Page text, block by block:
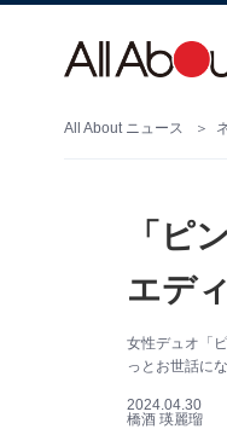
All About ニュース
「ピ
エデ
女性デュオ「
っとお世話に
2024.04.30
橋酒 瑛麗瑠